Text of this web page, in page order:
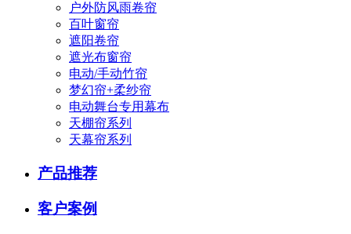
户外防风雨卷帘
百叶窗帘
遮阳卷帘
遮光布窗帘
电动/手动竹帘
梦幻帘+柔纱帘
电动舞台专用幕布
天棚帘系列
天幕帘系列
产品推荐
客户案例